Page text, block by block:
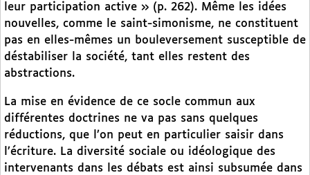
leur participation active » (p. 262). Même les idées
nouvelles, comme le saint-simonisme, ne constituent
pas en elles-mêmes un bouleversement susceptible de
déstabiliser la société, tant elles restent des
abstractions.
La mise en évidence de ce socle commun aux
différentes doctrines ne va pas sans quelques
réductions, que l’on peut en particulier saisir dans
l’écriture. La diversité sociale ou idéologique des
intervenants dans les débats est ainsi subsumée dans